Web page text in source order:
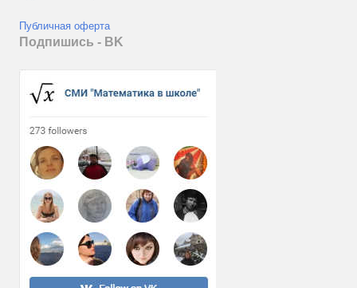
Публичная оферта
Подпишись - ВK